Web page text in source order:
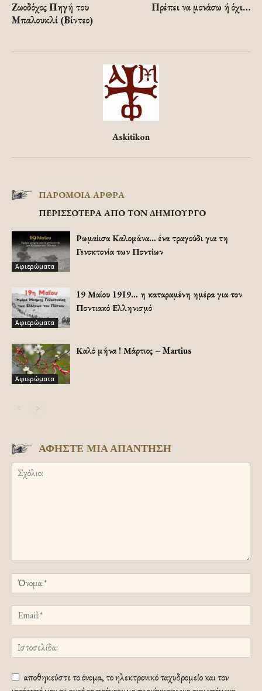
Ζωοδόχος Πηγή του
Μπαλουκλί (Βίντεο)
Πρέπει να μονάσω ή όχι…
Askitikon
ΠΑΡΟΜΟΙΑ ΑΡΘΡΑ
ΠΕΡΙΣΣΟΤΕΡΑ ΑΠΟ ΤΟΝ ΔΗΜΙΟΥΡΓΟ
Αφιερώματα
Ρωμαίισα Καλομάνα… ένα τραγούδι για τη
Γενοκτονία των Ποντίων
Αφιερώματα
19 Μαίου 1919… η καταραμένη ημέρα για τον
Ποντιακό Ελληνισμό
Αφιερώματα
Καλό μήνα ! Μάρτιος – Martius
ΑΦΗΣΤΕ ΜΙΑ ΑΠΑΝΤΗΣΗ
αποθηκεύστε το όνομα, το ηλεκτρονικό ταχυδρομείο και τον